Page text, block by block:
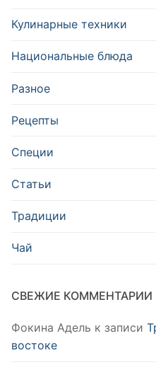
Кулинарные техники
Национальные блюда
Разное
Рецепты
Специи
Статьи
Традиции
Чай
СВЕЖИЕ КОММЕНТАРИИ
Фокина Адель к записи
востоке